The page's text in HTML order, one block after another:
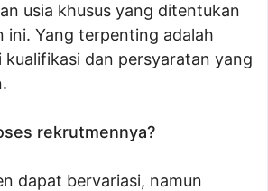
usia khusus yang ditentukan
ini. Yang terpenting adalah
kualifikasi dan persyaratan yang
rekrutmennya?
dapat bervariasi, namun